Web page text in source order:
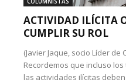
ACTIVIDAD ILÍCITA
CUMPLIR SU ROL
(Javier Jaque, socio Líder de
Recordemos que incluso
las actividades ilícitas